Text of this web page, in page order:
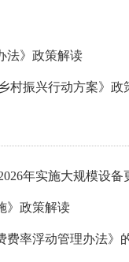
法》政策解读
村振兴行动方案》政
年实施大规模设
》政策解读
费率浮动管理办法》